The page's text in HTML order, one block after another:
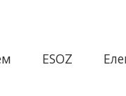
ESOZ